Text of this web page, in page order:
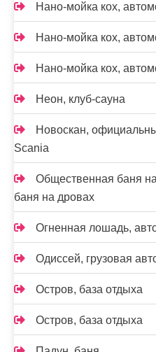
Нано-мойка кох,
Нано-мойка кох,
Нано-мойка кох,
Неон, клуб-сауна
Новоcкан,
Scania
Общественная баня
баня на дровах
Огненная лошадь,
Одиссей, грузовая
Остров, база отдыха
Остров, база отдыха